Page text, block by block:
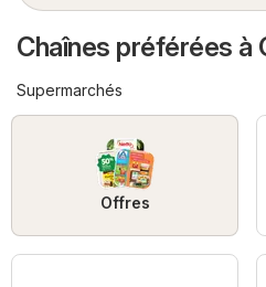
Chaînes préférées à
Supermarchés
Offres